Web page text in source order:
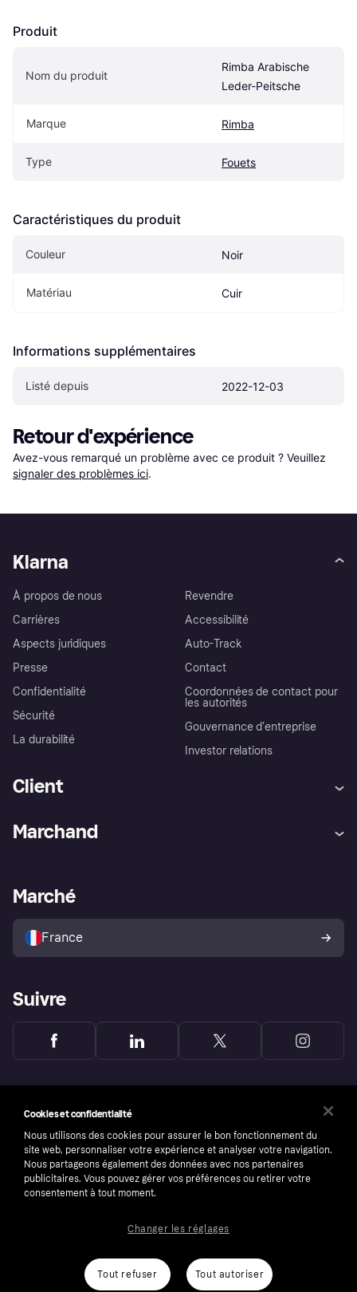
Produit
Nom du produit
Rimba Arabische
Leder-Peitsche
Marque Rimba
Type Fouets
Caractéristiques du produit
Couleur Noir
Matériau Cuir
Informations supplémentaires
Listé depuis 2022-12-03
Retour d'expérience
Avez-vous remarqué un problème avec ce produit ? Veuillez
signaler des problèmes ici.
Klarna
À propos de nous
Carrières
Aspects juridiques
Presse
Confidentialité
Sécurité
La durabilité
Revendre
Accessibilité
Auto-Track
Contact
Coordonnées de contact pour
les autorités
Gouvernance d’entreprise
Investor relations
Client
Explorez les magasins
Politique de protection de
l’acheteur Klarna
Marchand
Portail Marchand
Marché
France
Suivre
number: 556737-0431
ConditionsCookiesKlarna.com
Cookies et confidentialité
Nous utilisons des cookies pour assurer le bon fonctionnement du
site web, personnaliser votre expérience et analyser votre navigation.
Nous partageons également des données avec nos partenaires
publicitaires. Vous pouvez gérer vos préférences ou retirer votre
consentement à tout moment.
Tout refuser Tout autoriser
Changer les réglages